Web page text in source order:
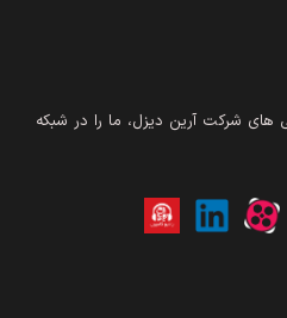
های شرکت آرین دیزل، ما را در شبکه